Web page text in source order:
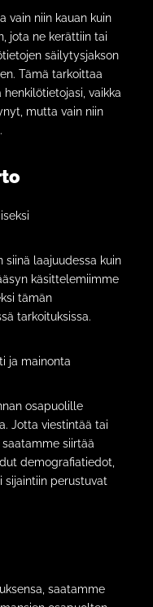
vain niin kauan kuin
jota ne kerättiin tai
säilytysjakson
Tämä tarkoittaa
vaikka
mutta vain niin
siinä laajuudessa kuin
käsittelemiimme
tämän
tarkoituksissa.
ja mainonta
osapuolille
Jotta viestintää tai
siirtää
demografiatiedot,
sijaintiin perustuvat
saatamme